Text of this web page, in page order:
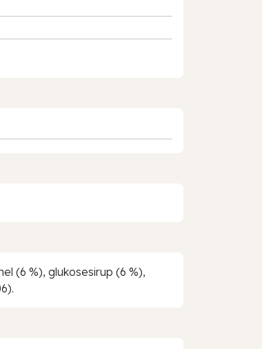
(6 %), glukosesirup (6 %),